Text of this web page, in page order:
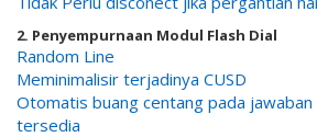
2. Penyempurnaan Modul Flash Dial
Random Line
Meminimalisir terjadinya CUSD
Otomatis buang centang pada
tersedia